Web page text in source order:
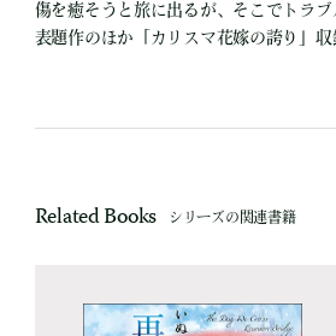
傷を癒そうと旅に出るが、そこでトラ
表題作のほか「カリスマ花嫁の誇り」収
Related Books シリーズの関連書籍